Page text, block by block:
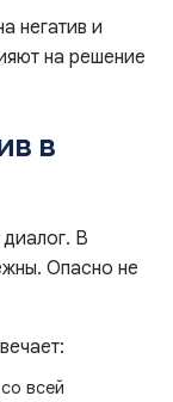
негатив и
на решение
в
В
Опасно не
всей